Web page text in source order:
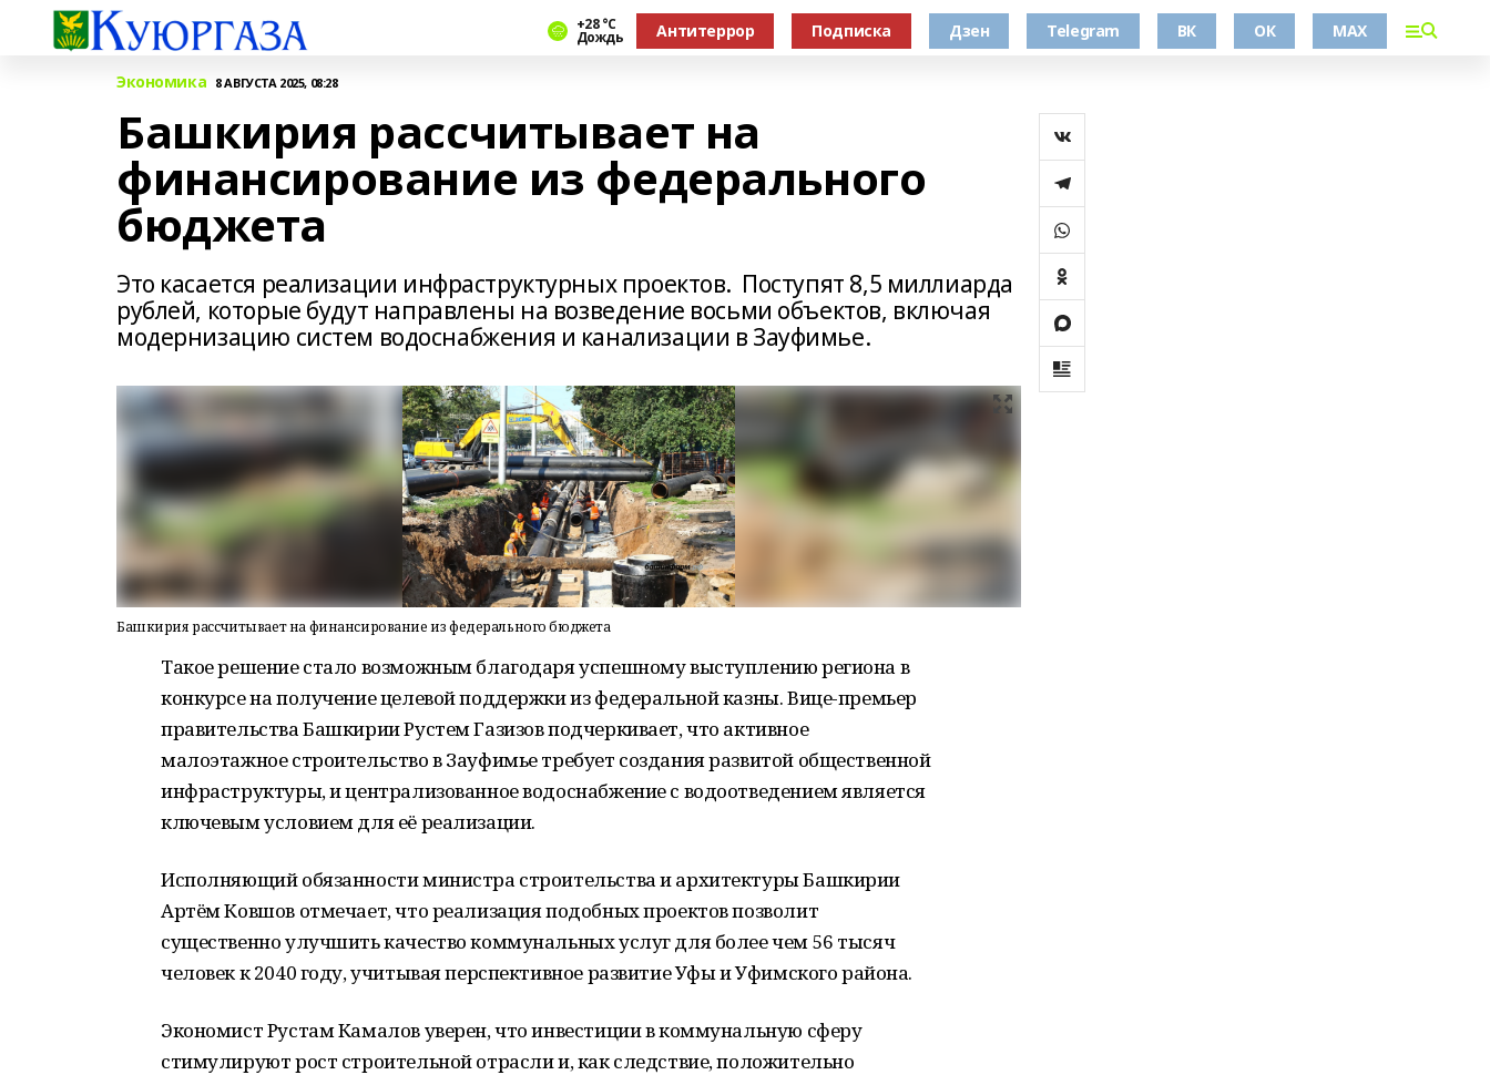
+28 °С
Дождь Антитеррор Подписка Дзен Telegram ВК ОК MAX
Экономика 8 АВГУСТА 2025, 08:28
Башкирия рассчитывает на
финансирование из федерального
бюджета
Это касается реализации инфраструктурных проектов. Поступят 8,5 миллиарда
рублей, которые будут направлены на возведение восьми объектов, включая
модернизацию систем водоснабжения и канализации в Зауфимье.
Башкирия рассчитывает на финансирование из федерального бюджета
Такое решение стало возможным благодаря успешному выступлению региона в
конкурсе на получение целевой поддержки из федеральной казны. Вице-премьер
правительства Башкирии Рустем Газизов подчеркивает, что активное
малоэтажное строительство в Зауфимье требует создания развитой общественной
инфраструктуры, и централизованное водоснабжение с водоотведением является
ключевым условием для её реализации.
Исполняющий обязанности министра строительства и архитектуры Башкирии
Артём Ковшов отмечает, что реализация подобных проектов позволит
существенно улучшить качество коммунальных услуг для более чем 56 тысяч
человек к 2040 году, учитывая перспективное развитие Уфы и Уфимского района.
Экономист Рустам Камалов уверен, что инвестиции в коммунальную сферу
стимулируют рост строительной отрасли и, как следствие, положительно